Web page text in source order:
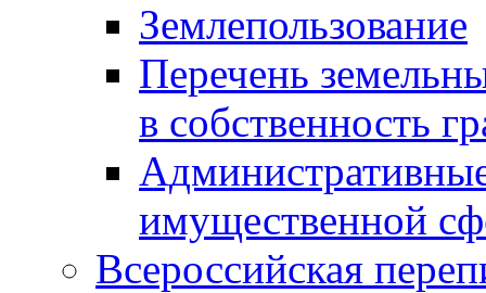
Землепользование
Перечень
в собственность
имущественной
Всероссийская